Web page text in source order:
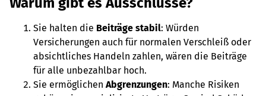
Sie halten die Beiträge stabil: Würden
Versicherungen auch für normalen Verschleiß oder
absichtliches Handeln zahlen, wären die Beiträge
für alle unbezahlbar hoch.
Sie ermöglichen Abgrenzungen: Manche Risiken